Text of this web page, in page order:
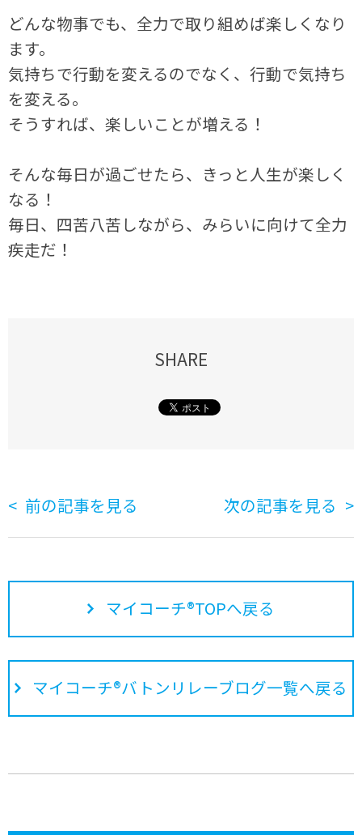
どんな物事でも、全力で取り組めば楽しくなり
ます。
気持ちで行動を変えるのでなく、行動で気持ち
を変える。
そうすれば、楽しいことが増える！
そんな毎日が過ごせたら、きっと人生が楽しく
なる！
毎日、四苦八苦しながら、みらいに向けて全力
疾走だ！
SHARE
前の記事を見る 次の記事を見る
マイコーチ®TOPへ戻る
マイコーチ®バトンリレーブログ一覧へ戻る